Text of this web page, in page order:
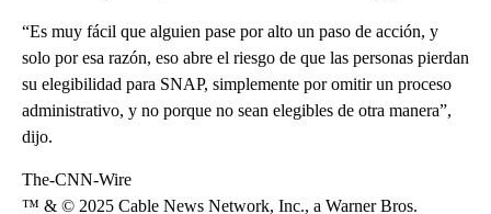
“Es muy fácil que alguien pase por alto un paso de acción, y
solo por esa razón, eso abre el riesgo de que las personas pierdan
su elegibilidad para SNAP, simplemente por omitir un proceso
administrativo, y no porque no sean elegibles de otra manera”,
dijo.
The-CNN-Wire
™ & © 2025 Cable News Network, Inc., a Warner Bros.